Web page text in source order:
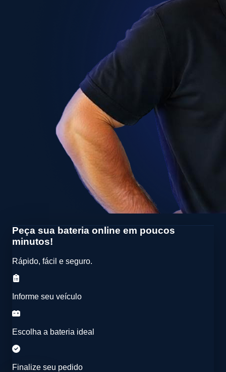
Peça sua bateria online em poucos
minutos!
Rápido, fácil e seguro.
Informe seu veículo
Escolha a bateria ideal
Finalize seu pedido